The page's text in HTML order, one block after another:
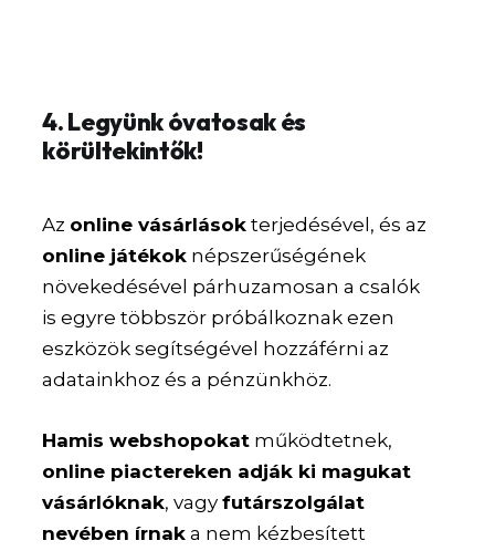
4. Legyünk óvatosak és
körültekintők!
Az online vásárlások terjedésével, és az
online játékok népszerűségének
növekedésével párhuzamosan a csalók
is egyre többször próbálkoznak ezen
eszközök segítségével hozzáférni az
adatainkhoz és a pénzünkhöz.
Hamis webshopokat működtetnek,
online piactereken adják ki magukat
vásárlóknak, vagyfutárszolgálat
nevében írnak a nem kézbesített